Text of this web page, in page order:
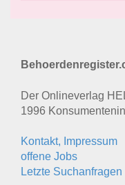
Der Onlineverlag
1996
Kontakt, Impressum
offene Jobs
Letzte Suchanfragen